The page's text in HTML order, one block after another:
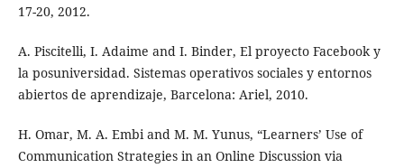
17-20, 2012.
A. Piscitelli, I. Adaime and I. Binder, El proyecto Facebook y
la posuniversidad. Sistemas operativos sociales y entornos
abiertos de aprendizaje, Barcelona: Ariel, 2010.
H. Omar, M. A. Embi and M. M. Yunus, “Learners’ Use of
Communication Strategies in an Online Discussion via